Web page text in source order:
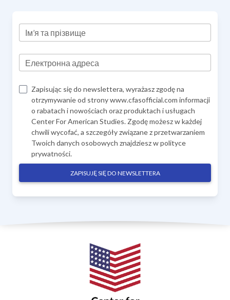
Ім’я та прізвище
Електронна адреса
Zapisując się do newslettera, wyrażasz zgodę na
otrzymywanie od strony www.cfasofficial.com informacji
o rabatach i nowościach oraz produktach i usługach
Center For American Studies. Zgodę możesz w każdej
chwili wycofać, a szczegóły związane z przetwarzaniem
Twoich danych osobowych znajdziesz wpolityce
prywatności.
ZAPISUJĘ SIĘ DO NEWSLETTERA